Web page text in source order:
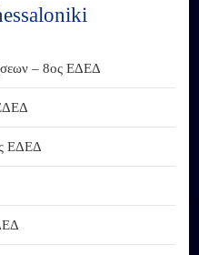
– 8ος ΕΔΕΔ
ΕΔΕΔ